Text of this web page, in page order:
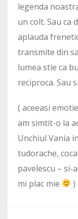
legenda
un colt. Sau ca
aplauda
transmite din
lumea stie ca
reciproca. Sau
( aceeasi
am simtit-o la
Unchiul Vania
tudorache,
pavelescu – si-
mi plac mie
)